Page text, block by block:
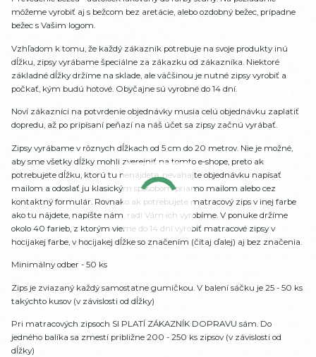
môžeme vyrobiť aj s bežcom bez aretácie, alebo ozdobný bežec, prípadne
bežec s Vašim logom.
Vzhľadom k tomu, že každý zákazník potrebuje na svoje produkty inú
dĺžku, zipsy vyrábame špeciálne za zákazku od zákazníka. Niektoré
základné dĺžky držíme na sklade, ale väčšinou je nutné zipsy vyrobiť a
počkať, kým budú hotové. Obyčajne sú vyrobné do 14 dní.
Noví zákazníci na potvrdenie objednávky musia celú objednávku zaplatiť
dopredu, až po pripísaní peňazí na náš účet sa zipsy začnú vyrábať.
Zipsy vyrábame v rôznych dĺžkach od 5 cm do 20 metrov. Nie je možné,
aby sme všetky dĺžky mohli zverejniť na tomto e-shope, preto ak
potrebujete dĺžku, ktorú tu nenájdete, neváhajte objednávku napísať
mailom a odoslať ju klasickým spôsobom priamo mailom alebo cez
kontaktný formulár. Rovnako ak potrebujete matracový zips v inej farbe
ako tu nájdete, napíšte nám, radi Vám ich vyrobíme. V ponuke držíme
okolo 40 farieb, z ktorým vieme do 14 dní vyrobiť matracové zipsy v
hocijakej farbe, v hocijakej dĺžke so značením (čítaj ďalej) aj bez značenia.
Minimálny odber - 50 ks
Zips je zviazaný každý samostatne gumičkou. V balení sáčku je 25 - 50 ks
takýchto kusov (v závislosti od dĺžky)
Pri matracových zipsoch SI PLATÍ ZÁKAZNÍK DOPRAVU sám. Do
jedného balíka sa zmestí približne 200 - 250 ks zipsov (v závislosti od
dĺžky)